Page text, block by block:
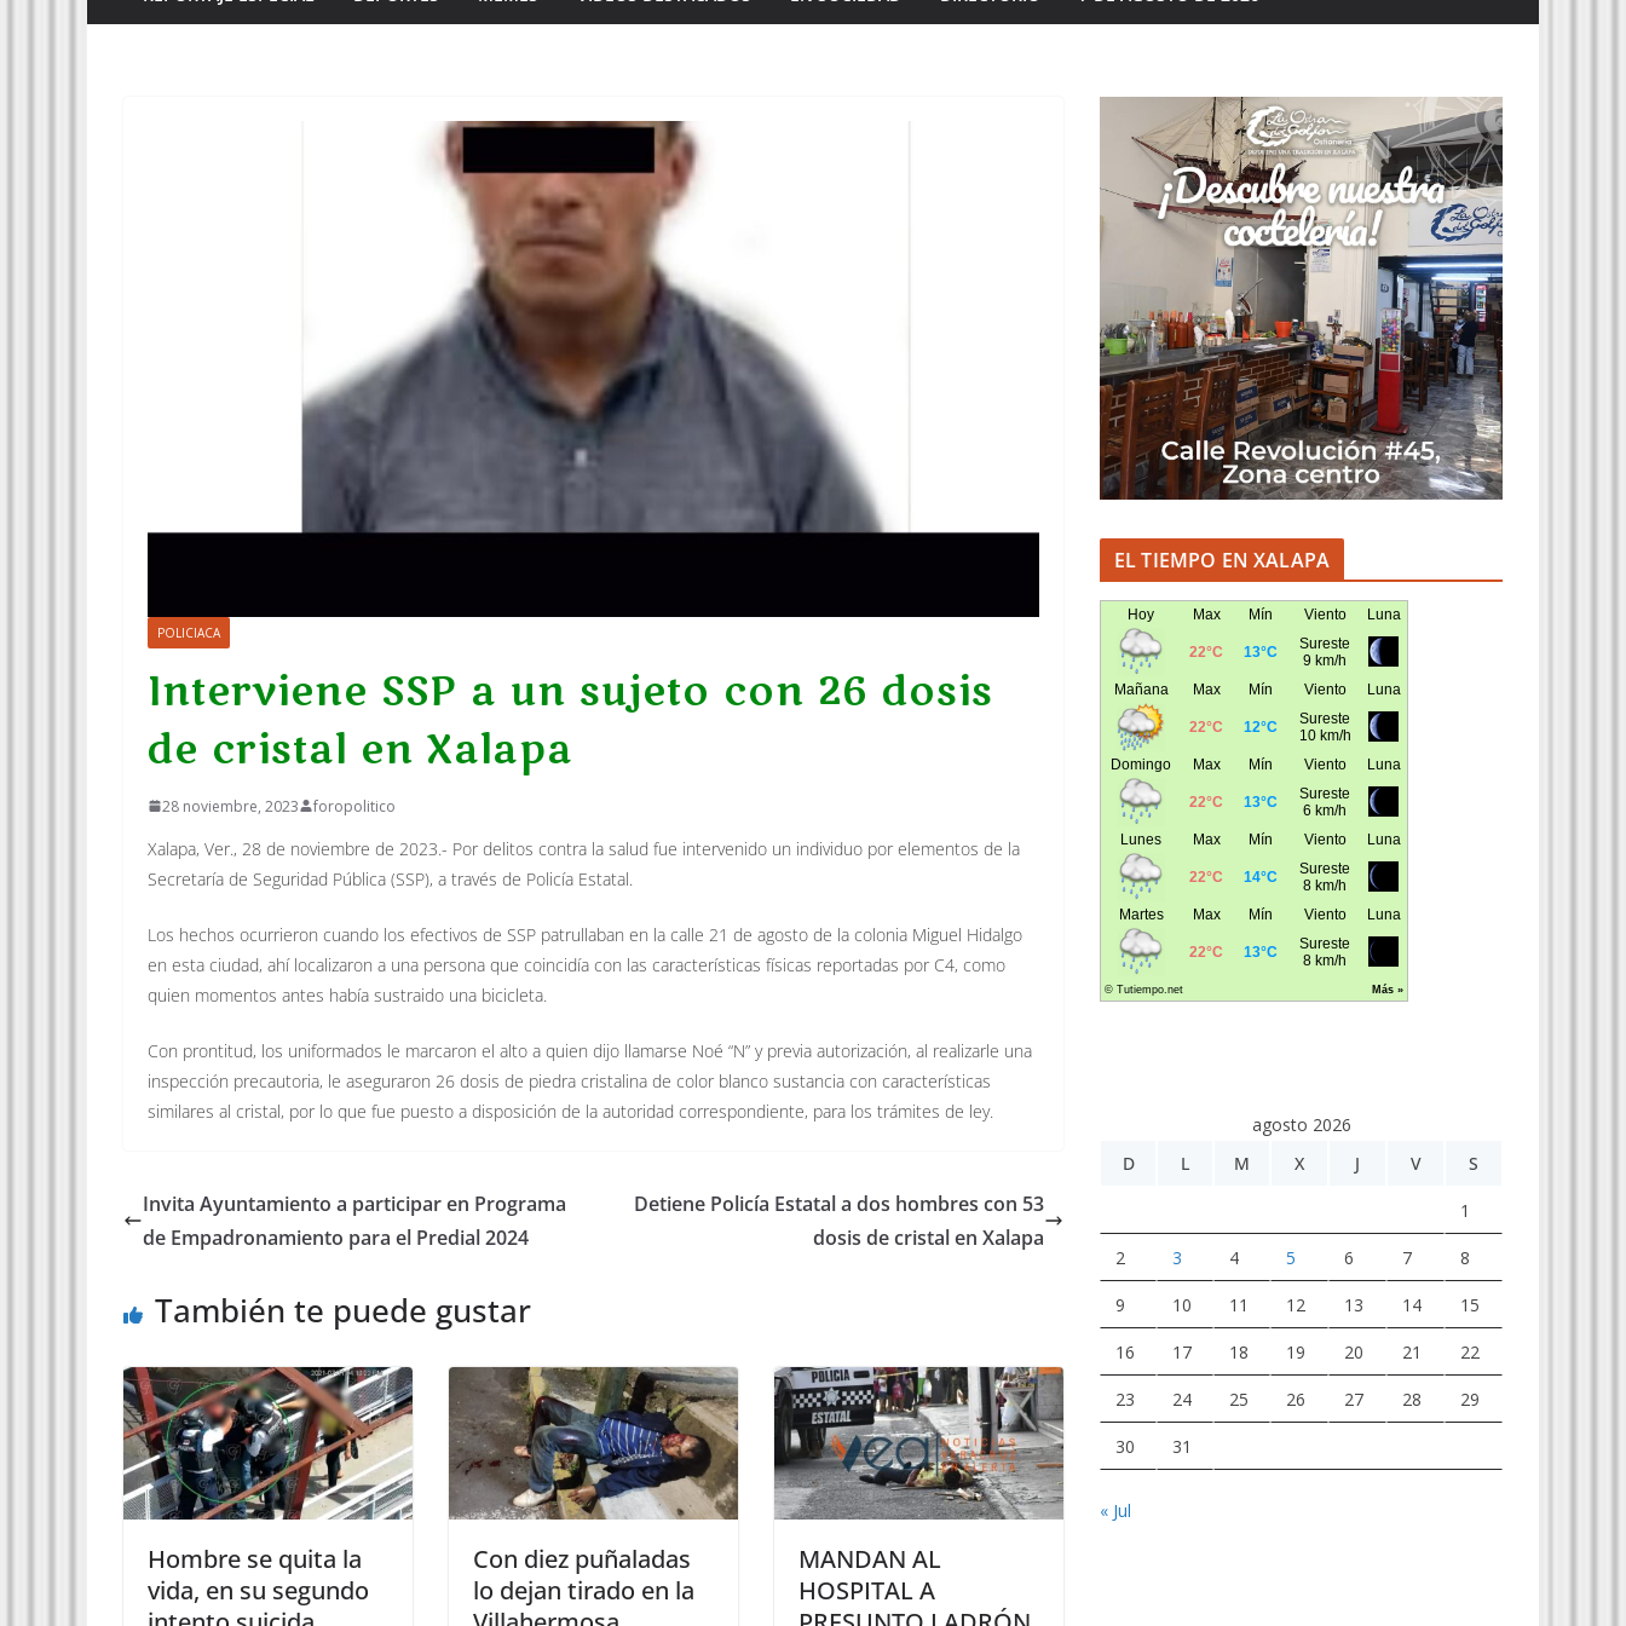
POLICIACA
Interviene SSP a un sujeto con 26 dosis
de cristal en Xalapa
28 noviembre, 2023 foropolitico
Xalapa, Ver., 28 de noviembre de 2023.- Por delitos contra la salud fue intervenido un individuo por elementos de la
Secretaría de Seguridad Pública (SSP), a través de Policía Estatal.
Los hechos ocurrieron cuando los efectivos de SSP patrullaban en la calle 21 de agosto de la colonia Miguel Hidalgo
en esta ciudad, ahí localizaron a una persona que coincidía con las características físicas reportadas por C4, como
quien momentos antes había sustraido una bicicleta.
Con prontitud, los uniformados le marcaron el alto a quien dijo llamarse Noé “N” y previa autorización, al realizarle una
inspección precautoria, le aseguraron 26 dosis de piedra cristalina de color blanco sustancia con características
similares al cristal, por lo que fue puesto a disposición de la autoridad correspondiente, para los trámites de ley.
Invita Ayuntamiento a participar en Programa
de Empadronamiento para el Predial 2024
Detiene Policía Estatal a dos hombres con 53
dosis de cristal en Xalapa
También te puede gustar
Hombre se quita la
vida, en su segundo
Con diez puñaladas
lo dejan tirado en la
MANDAN AL
HOSPITAL A
EL TIEMPO EN XALAPA
agosto 2026
D
L M X J V S
1
2 3 4 5 6 7 8
9 10 11 12 13 14 15
16 17 18 19 20 21 22
23 24 25 26 27 28 29
30 31
« Jul